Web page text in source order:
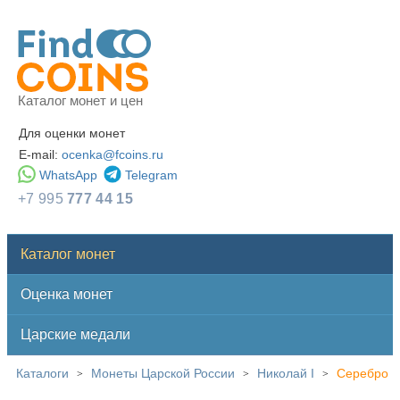
Каталог монет и цен
Для оценки монет
E-mail: ocenka@fcoins.ru
WhatsApp
Telegram
+7 995777 44 15
Каталог монет
Оценка монет
Царские медали
Каталоги > Монеты Царской России > Николай I > Серебро